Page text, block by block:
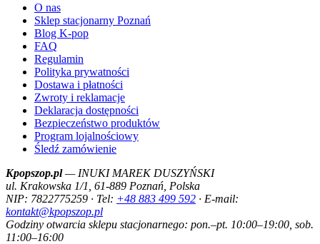
O nas
Sklep stacjonarny Poznań
Blog K-pop
FAQ
Regulamin
Polityka prywatności
Dostawa i płatności
Zwroty i reklamacje
Deklaracja dostępności
Bezpieczeństwo produktów
Program lojalnościowy
Śledź zamówienie
Kpopszop.pl— INUKI MAREK DUSZYŃSKI
ul. Krakowska 1/1, 61-889 Poznań, Polska
NIP: 7822775259 · Tel: +48 883 499 592 · E-mail:
kontakt@kpopszop.pl
Godziny otwarcia sklepu stacjonarnego: pon.–pt. 10:00–19:00, sob.
11:00–16:00